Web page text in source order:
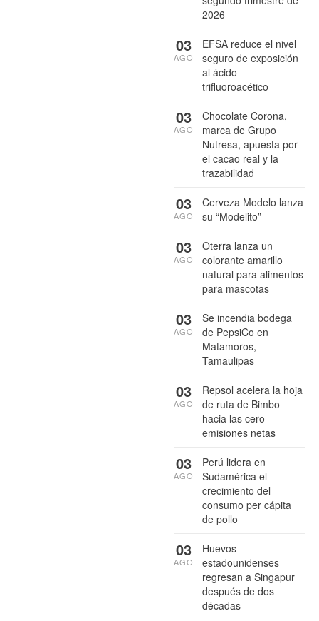
2026
EFSA reduce el nivel
seguro de exposición
al ácido
trifluoroacético
03
AGO
Chocolate Corona,
marca de Grupo
Nutresa, apuesta por
el cacao real y la
trazabilidad
03
AGO
Cerveza Modelo lanza
su “Modelito”
03
AGO
Oterra lanza un
colorante amarillo
natural para alimentos
para mascotas
03
AGO
Se incendia bodega
de PepsiCo en
Matamoros,
Tamaulipas
03
AGO
Repsol acelera la hoja
de ruta de Bimbo
hacia las cero
emisiones netas
03
AGO
Perú lidera en
Sudamérica el
crecimiento del
consumo per cápita
de pollo
03
AGO
Huevos
estadounidenses
regresan a Singapur
después de dos
décadas
03
AGO